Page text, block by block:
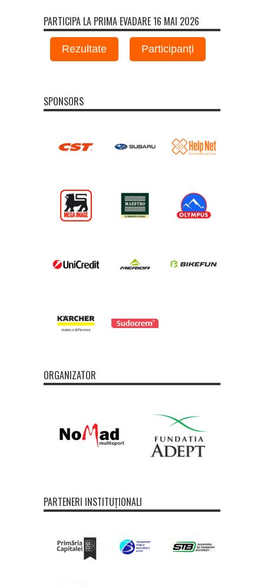
PARTICIPA LA PRIMA EVADARE 16 MAI 2026
Rezultate Participanți
SPONSORS
ORGANIZATOR
PARTENERI INSTITUȚIONALI